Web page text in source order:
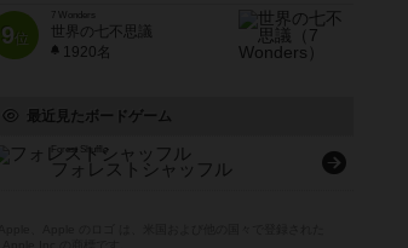
9位
7 Wonders
世界の七不思議
1920名
最近見たボードゲーム
Forest Shuffle
フォレストシャッフル